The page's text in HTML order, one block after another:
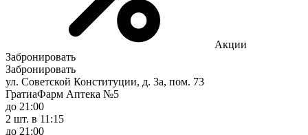
Акции
Забронировать
Забронировать
ул. Советской Конституции, д. 3а, пом. 73
ГратиаФарм Аптека №5
до 21:00
2 шт. в 11:15
до 21:00